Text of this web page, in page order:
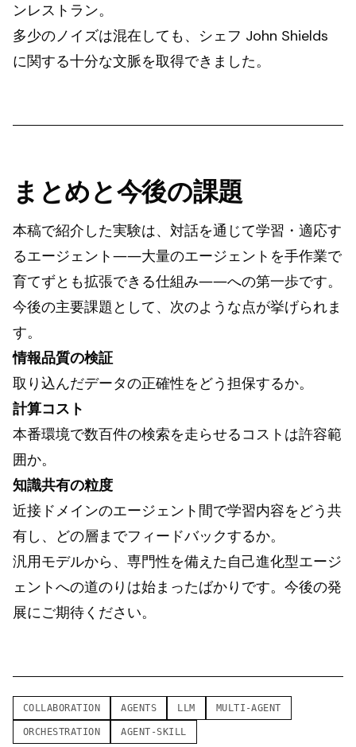
ンレストラン。
多少のノイズは混在しても、シェフ John Shields
に関する十分な文脈を取得できました。
まとめと今後の課題
本稿で紹介した実験は、対話を通じて学習・適応す
るエージェント――大量のエージェントを手作業で
育てずとも拡張できる仕組み――への第一歩です。
今後の主要課題として、次のような点が挙げられま
す。
情報品質の検証
取り込んだデータの正確性をどう担保するか。
計算コスト
本番環境で数百件の検索を走らせるコストは許容範
囲か。
知識共有の粒度
近接ドメインのエージェント間で学習内容をどう共
有し、どの層までフィードバックするか。
汎用モデルから、専門性を備えた自己進化型エージ
ェントへの道のりは始まったばかりです。今後の発
展にご期待ください。
COLLABORATION AGENTS LLM MULTI-AGENT
ORCHESTRATION AGENT-SKILL